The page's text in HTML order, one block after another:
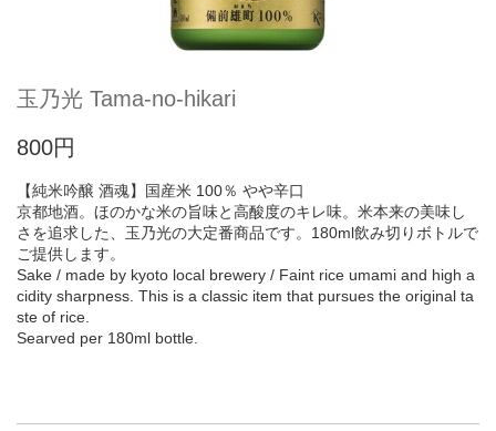
玉乃光 Tama-no-hikari
800円
【純米吟醸 酒魂】国産米 100％ やや辛口
京都地酒。ほのかな米の旨味と高酸度のキレ味。米本来の美味し
さを追求した、玉乃光の大定番商品です。180ml飲み切りボトルで
ご提供します。
Sake / made by kyoto local brewery / Faint rice umami and high a
cidity sharpness. This is a classic item that pursues the original ta
ste of rice.
Searved per 180ml bottle.